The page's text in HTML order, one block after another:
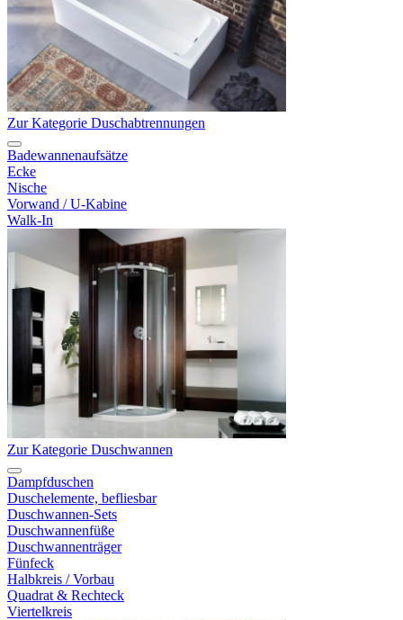
Zur Kategorie Duschabtrennungen
Badewannenaufsätze
Ecke
Nische
Vorwand / U-Kabine
Walk-In
Zur Kategorie Duschwannen
Dampfduschen
Duschelemente, befliesbar
Duschwannen-Sets
Duschwannenfüße
Duschwannenträger
Fünfeck
Halbkreis / Vorbau
Quadrat & Rechteck
Viertelkreis